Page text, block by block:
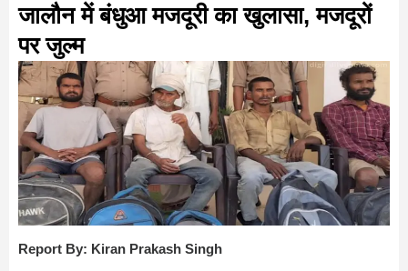
जालौन में बंधुआ मजदूरी का खुलासा, मजदूरों
पर जुल्म
Report By: Kiran Prakash Singh